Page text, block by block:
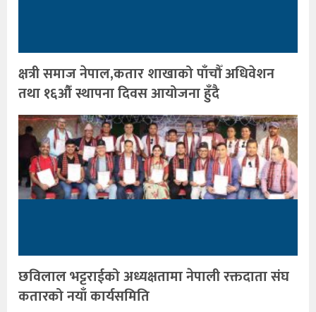
क्षत्री समाज नेपाल,कतार शाखाको पाँचौँ अधिवेशन
तथा १६औँ स्थापना दिवस आयोजना हुँदै
छविलाल भट्टराईको अध्यक्षतामा नेपाली रक्तदाता संघ
कतारको नयाँ कार्यसमिति